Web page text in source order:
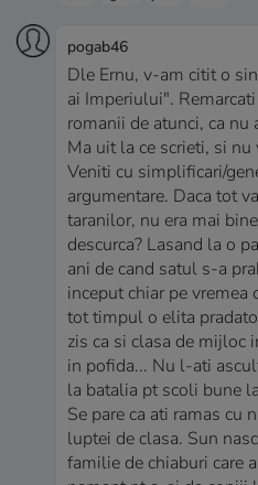
pogab46
Dle Ernu, v-am citit o
ai Imperiului".
romanii de atunci, ca
Ma uit la ce scrieti, si nu
Veniti cu simplificari/
argumentare. Daca tot
taranilor, nu era mai
descurca? Lasand la o
ani de cand satul s-a
inceput chiar pe
tot timpul o elita
zis ca si clasa de mijloc
in pofida... Nu l-ati
la batalia pt scoli bune
Se pare ca ati ramas cu
luptei de clasa. Sun
familie de chiaburi care